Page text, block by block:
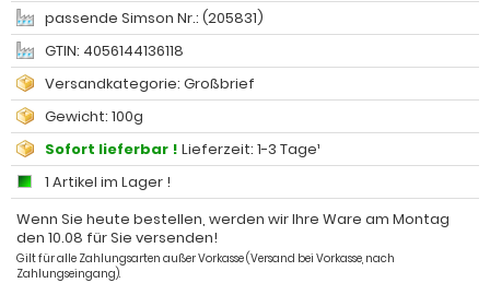
passende Simson Nr.: (205831)
GTIN: 4056144136118
Versandkategorie: Großbrief
Gewicht: 100g
Sofort lieferbar ! Lieferzeit: 1-3 Tage¹
1 Artikel im Lager !
Wenn Sie heute bestellen, werden wir Ihre Ware am Montag
den 10.08 für Sie versenden!
Gilt für alle Zahlungsarten außer Vorkasse (Versand bei Vorkasse, nach
Zahlungseingang).